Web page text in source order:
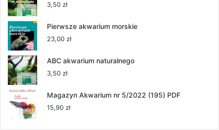
3,50 zł
Pierwsze akwarium morskie
23,00 zł
ABC akwarium naturalnego
3,50 zł
Magazyn Akwarium nr 5/2022 (195) PDF
15,90 zł